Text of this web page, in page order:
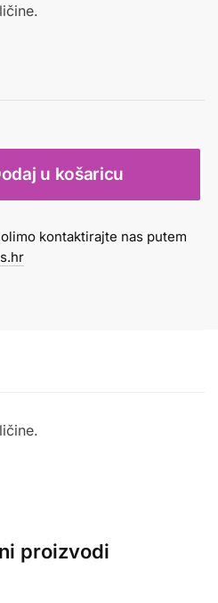
u košaricu
kontaktirajte nas putem
proizvodi